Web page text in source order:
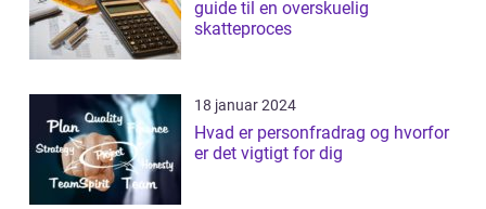
guide til en overskuelig
skatteproces
18 januar 2024
Hvad er personfradrag og hvorfor
er det vigtigt for dig